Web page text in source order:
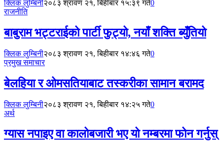
क्लिक लुम्बिनी२०८३ श्रावण २१, बिहीबार १५:३९ गते0
राजनीति
बाबुराम भट्टराईको पार्टी फुट्यो, नयाँ शक्ति ब्युँतियो
क्लिक लुम्बिनी२०८३ श्रावण २१, बिहीबार १४:४६ गते0
प्रमुख समाचार
बेलहिया र ओमसतियाबाट तस्करीका सामान बरामद
क्लिक लुम्बिनी२०८३ श्रावण २१, बिहीबार १४:२५ गते0
अर्थ
ग्यास नपाइए वा कालोबजारी भए यो नम्बरमा फोन गर्नुस्